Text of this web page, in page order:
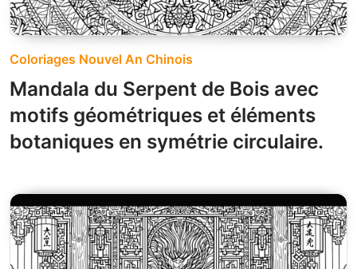
Coloriages Nouvel An Chinois
Mandala du Serpent de Bois avec
motifs géométriques et éléments
botaniques en symétrie circulaire.